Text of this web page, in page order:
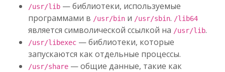
/usr/lib — библиотеки, используемые
программами в /usr/bin и /usr/sbin. /lib64
является символической ссылкой на /usr/lib.
/usr/libexec — библиотеки, которые
запускаются как отдельные процессы.
/usr/share — общие данные, такие как